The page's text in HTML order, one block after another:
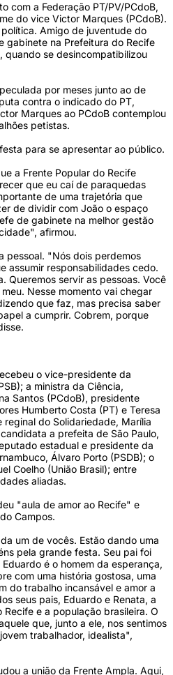
com a Federação PT/PV/PCdoB,
do vice Victor Marques (PCdoB).
Amigo de juventude do
gabinete na Prefeitura do Recife
quando se desincompatibilizou
por meses junto ao de
contra o indicado do PT,
Marques ao PCdoB contemplou
petistas.
para se apresentar ao público.
a Frente Popular do Recife
que eu caí de paraquedas
de uma trajetória que
de dividir com João o espaço
de gabinete na melhor gestão
afirmou.
pessoal. "Nós dois perdemos
assumir responsabilidades cedo.
Queremos servir as pessoas. Você
Nesse momento vai chegar
que faz, mas precisa saber
a cumprir. Cobrem, porque
o vice-presidente da
a ministra da Ciência,
Santos (PCdoB), presidente
Humberto Costa (PT) e Teresa
do Solidariedade, Marília
a prefeita de São Paulo,
estadual e presidente da
Álvaro Porto (PSDB); o
Coelho (União Brasil); entre
aliadas.
"aula de amor ao Recife" e
Campos.
um de vocês. Estão dando uma
pela grande festa. Seu pai foi
é o homem da esperança,
com uma história gostosa, uma
do trabalho incansável e amor a
seus pais, Eduardo e Renata, a
e a população brasileira. O
que, junto a ele, nos sentimos
trabalhador, idealista",
a união da Frente Ampla. Aqui,